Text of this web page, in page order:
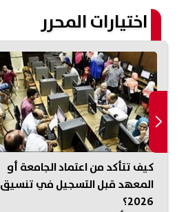
اختيارات المحرر
كيف تتأكد من اعتماد الجامعة أو
المعهد قبل التسجيل في تنسيق
2026؟